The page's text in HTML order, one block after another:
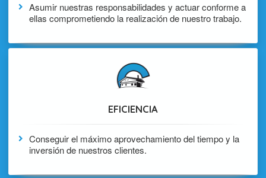
Asumir nuestras responsabilidades y actuar conforme a
ellas comprometiendo la realización de nuestro trabajo.
EFICIENCIA
Conseguir el máximo aprovechamiento del tiempo y la
inversión de nuestros clientes.